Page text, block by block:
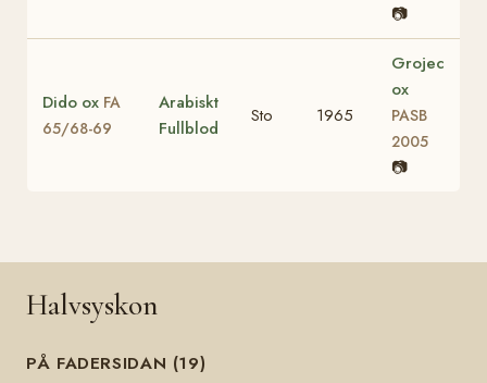
📷
Dido ox FA
65/68-69
Arabiskt
Fullblod
Sto 1965
Grojec
ox
PASB
2005
📷
Halvsyskon
PÅ FADERSIDAN (19)